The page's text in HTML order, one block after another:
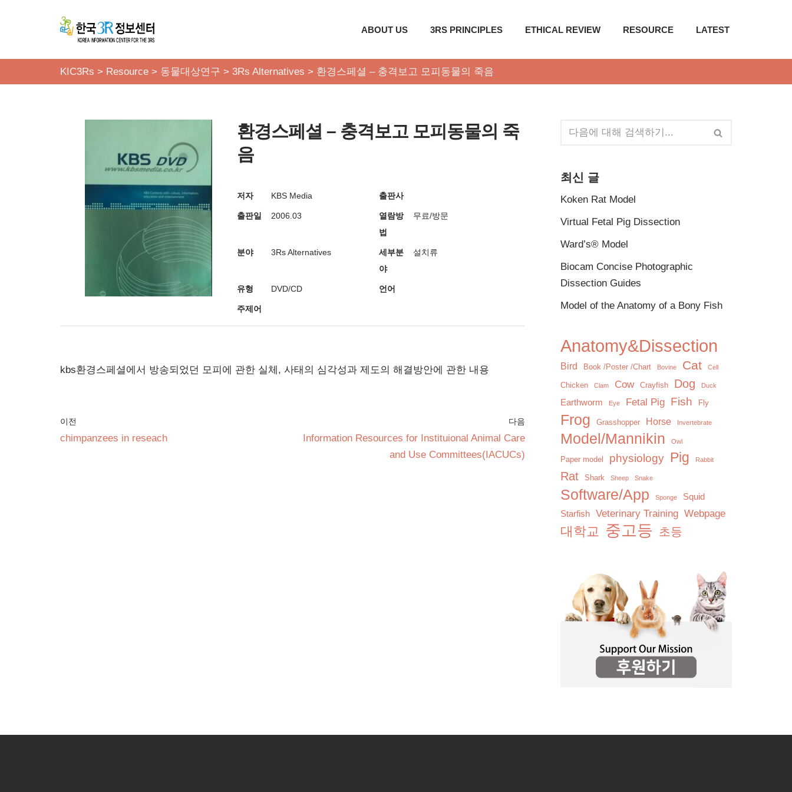
로
ABOUT US 3RS PRINCIPLES ETHICAL REVIEW RESOURCE LATEST
KIC3Rs > Resource > 동물대상연구 > 3Rs Alternatives > 환경스페셜 – 충격보고 모피동물의 죽음
환경스페셜 – 충격보고 모피동물의 죽
음
저자 KBS Media 출판사
출판일 2006.03
열람방
법
무료/방문
분야 3Rs Alternatives
세부분
야
설치류
유형 DVD/CD 언어
주제어
kbs환경스페셜에서 방송되었던 모피에 관한 실체, 사태의 심각성과 제도의 해결방안에 관한 내용
이전
chimpanzees in reseach
다음
Information Resources for Instituional Animal Care
and Use Committees(IACUCs)
최신 글
Koken Rat Model
Virtual Fetal Pig Dissection
Ward’s® Model
Biocam Concise Photographic
Dissection Guides
Model of the Anatomy of a Bony Fish
Anatomy&Dissection
Bird Book /Poster /Chart Bovine Cat Cell
Chicken Clam Cow Crayfish Dog Duck
Earthworm Eye Fetal Pig Fish Fly
Frog Grasshopper Horse Invertebrate
Model/Mannikin Owl
Paper model physiology Pig Rabbit
Rat Shark Sheep Snake
Software/App Sponge
Squid
Starfish
Veterinary Training Webpage
대학교 중고등 초등